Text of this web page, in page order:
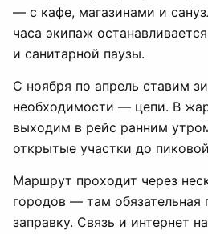
— с кафе, магазинами и
часа экипаж
и санитарной паузы.
С ноября по апрель ставим
необходимости — цепи. В
выходим в рейс ранним
открытые участки до
Маршрут проходит через
городов — там обязательная
заправку. Связь и интернет